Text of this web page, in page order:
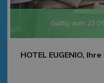
Gültig vom
HOTEL EUGENIO,